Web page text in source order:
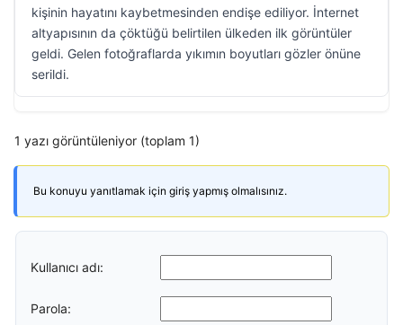
kişinin hayatını kaybetmesinden endişe ediliyor. İnternet
altyapısının da çöktüğü belirtilen ülkeden ilk görüntüler
geldi. Gelen fotoğraflarda yıkımın boyutları gözler önüne
serildi.
1 yazı görüntüleniyor (toplam 1)
Bu konuyu yanıtlamak için giriş yapmış olmalısınız.
Kullanıcı adı:
Parola: